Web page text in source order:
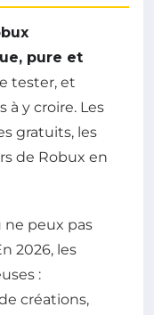
pure et
tester, et
à y croire. Les
gratuits, les
de Robux en
ne peux pas
2026, les
:
créations,